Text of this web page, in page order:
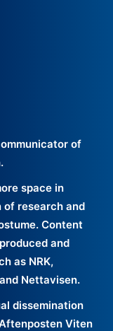
of
space in
research and
Content
and
as NRK,
Nettavisen.
dissemination
Viten